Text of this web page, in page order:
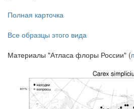
Полная карточка
Все образцы этого вида
Материалы "Атласа флоры России" (